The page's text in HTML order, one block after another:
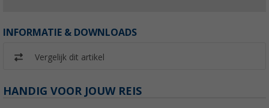
INFORMATIE & DOWNLOADS
Vergelijk dit artikel
HANDIG VOOR JOUW REIS